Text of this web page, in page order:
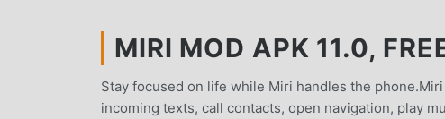
MIRI MOD APK 11.0,
Stay focused on life while Miri handles the
incoming texts, call contacts, open navigation, play